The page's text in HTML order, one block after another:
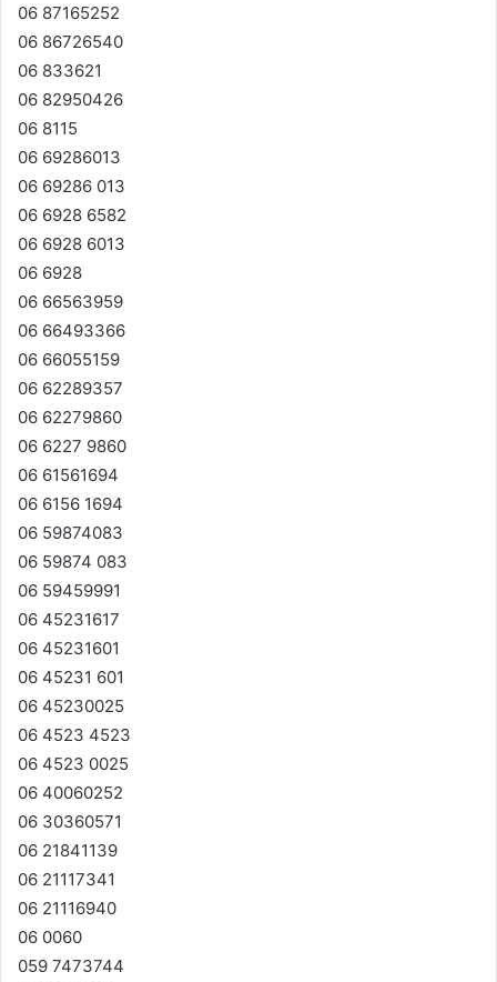
06 87165252
06 86726540
06 833621
06 82950426
06 8115
06 69286013
06 69286 013
06 6928 6582
06 6928 6013
06 6928
06 66563959
06 66493366
06 66055159
06 62289357
06 62279860
06 6227 9860
06 61561694
06 6156 1694
06 59874083
06 59874 083
06 59459991
06 45231617
06 45231601
06 45231 601
06 45230025
06 4523 4523
06 4523 0025
06 40060252
06 30360571
06 21841139
06 21117341
06 21116940
06 0060
059 7473744